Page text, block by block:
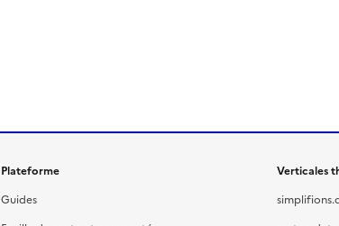
Plateforme
Guides
Verticales